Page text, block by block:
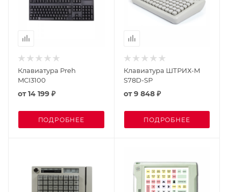
Клавиатура Preh
MCI3100
от14 199 ₽
ПОДРОБНЕЕ
Клавиатура ШТРИХ-М
S78D-SP
от9 848 ₽
ПОДРОБНЕЕ